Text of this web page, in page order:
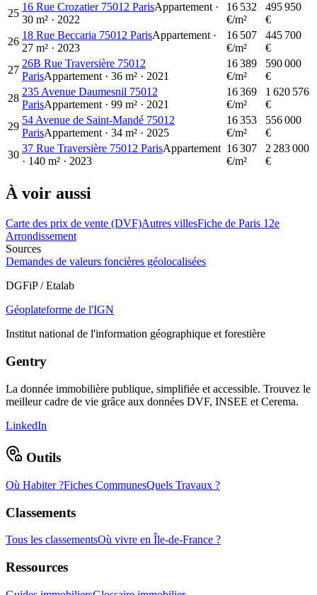
25
16 Rue Crozatier 75012 ParisAppartement ·
30 m² · 2022
16 532
€/m²
495 950
€
26
18 Rue Beccaria 75012 ParisAppartement ·
27 m² · 2023
16 507
€/m²
445 700
€
27
26B Rue Traversière 75012
ParisAppartement · 36 m² · 2021
16 389
€/m²
590 000
€
28
235 Avenue Daumesnil 75012
ParisAppartement · 99 m² · 2021
16 369
€/m²
1 620 576
€
29
54 Avenue de Saint-Mandé 75012
ParisAppartement · 34 m² · 2025
16 353
€/m²
556 000
€
30
37 Rue Traversière 75012 ParisAppartement
· 140 m² · 2023
16 307
€/m²
2 283 000
€
À voir aussi
Carte des prix de vente (DVF)Autres villesFiche de Paris 12e
Arrondissement
Sources
Demandes de valeurs foncières géolocalisées
DGFiP / Etalab
Géoplateforme de l'IGN
Institut national de l'information géographique et forestière
Gentry
La donnée immobilière publique, simplifiée et accessible. Trouvez le
meilleur cadre de vie grâce aux données DVF, INSEE et Cerema.
LinkedIn
Outils
Où Habiter ?Fiches CommunesQuels Travaux ?
Classements
Tous les classementsOù vivre en Île-de-France ?
Ressources